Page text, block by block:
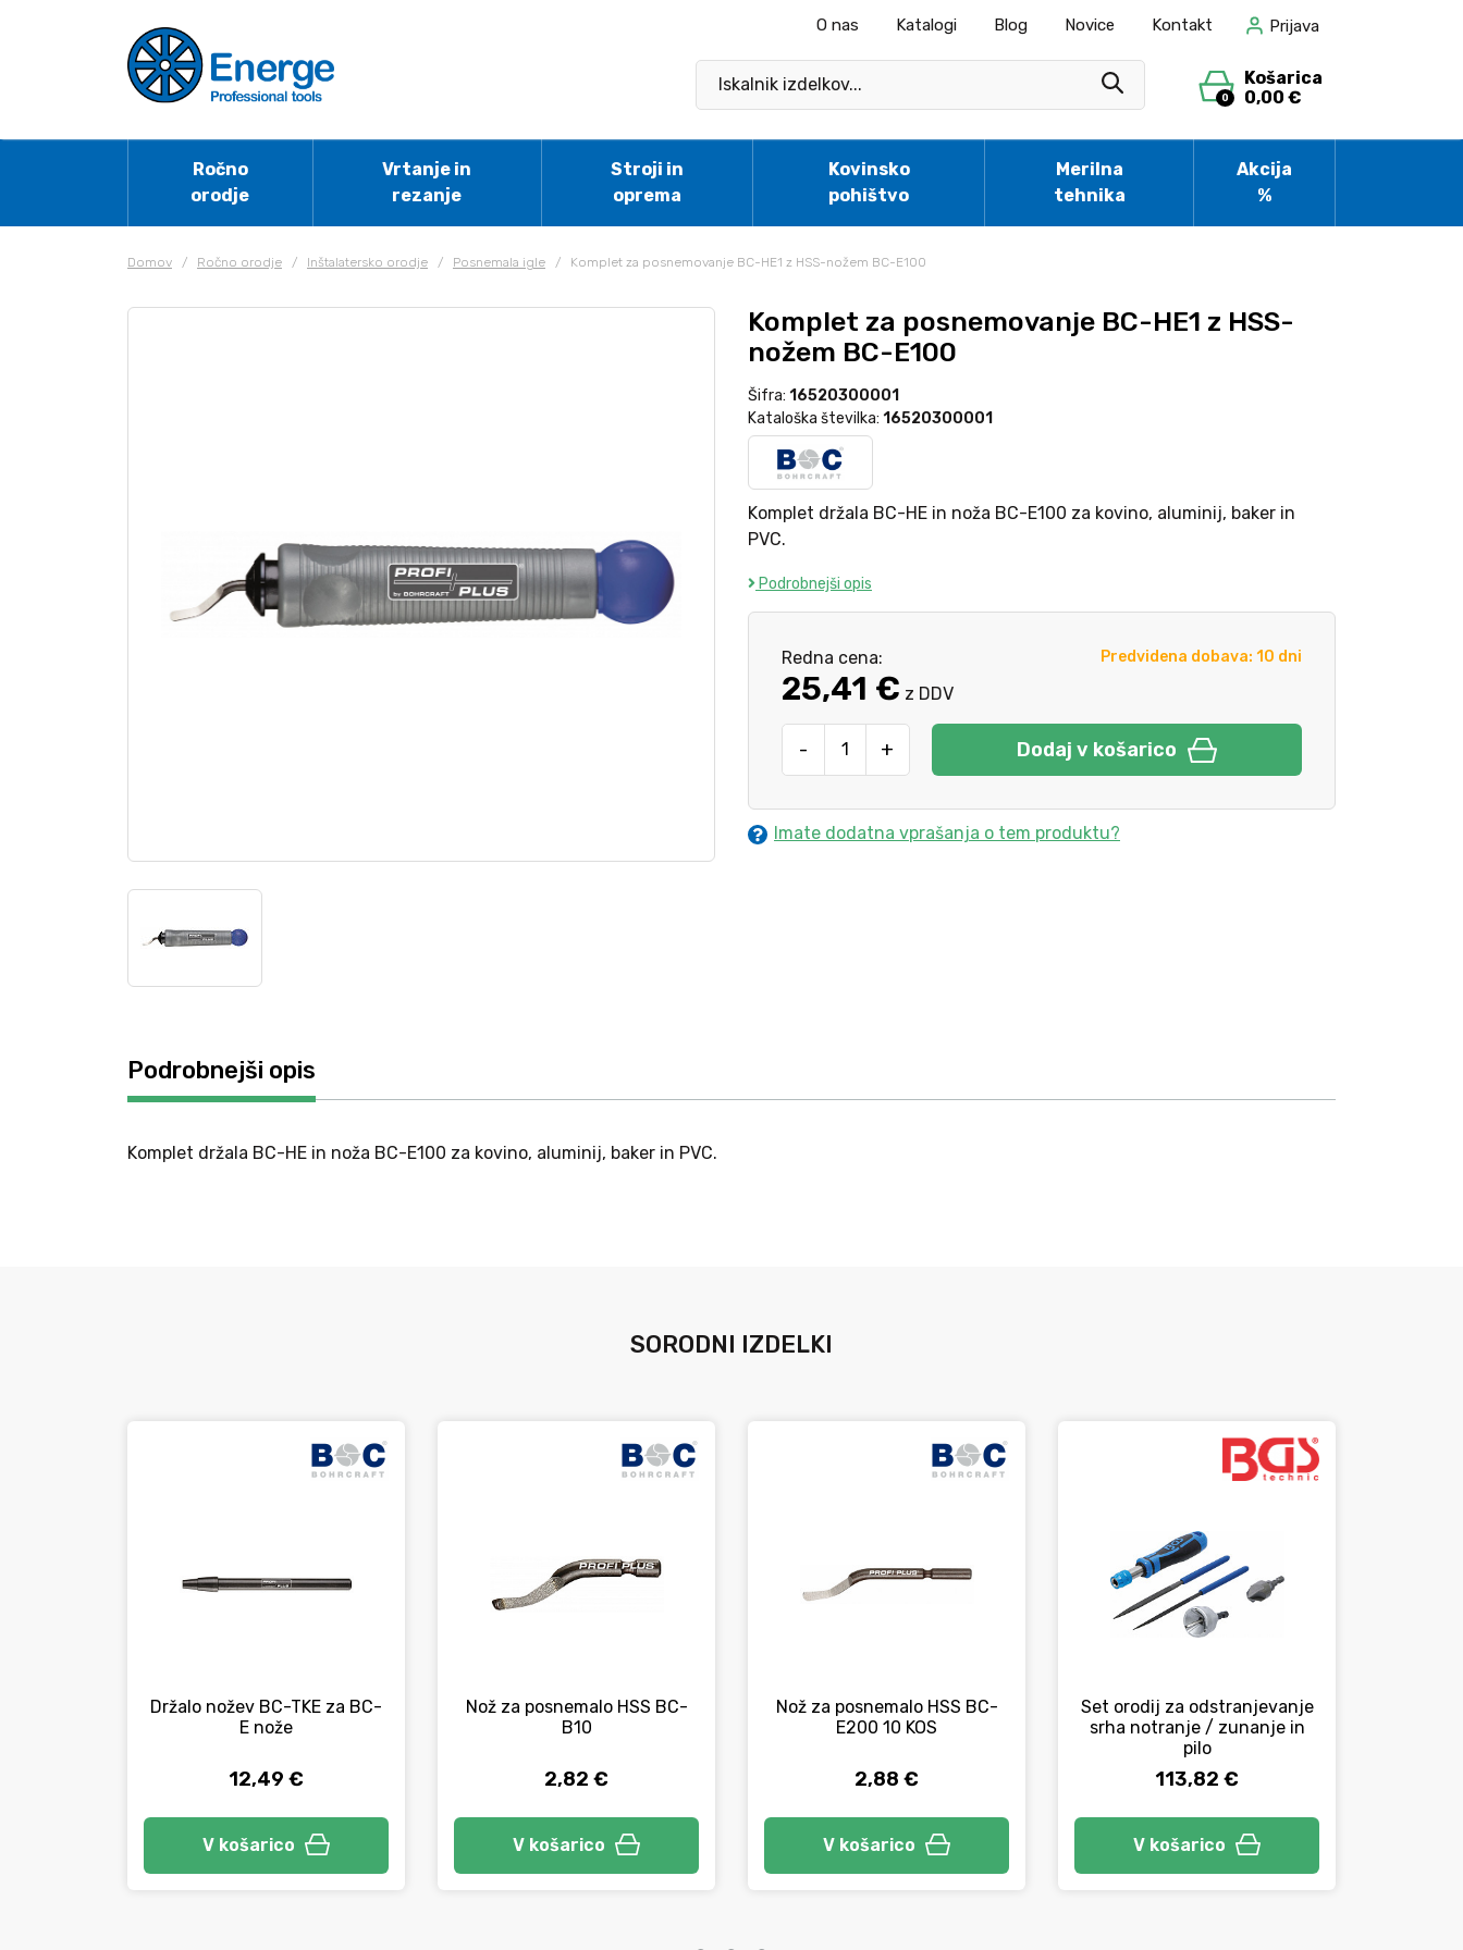
O nas Katalogi Blog Novice Kontakt Prijava
0
Košarica
0,00 €
Ročno
orodje
Vrtanje in
rezanje
Stroji in
oprema
Kovinsko
pohištvo
Merilna
tehnika
Akcija
%
Domov / Ročno orodje / Inštalatersko orodje / Posnemala igle / Komplet za posnemovanje BC-HE1 z HSS-nožem BC-E100
Komplet za posnemovanje BC-HE1 z HSS-
nožem BC-E100
Šifra: 16520300001
Kataloška številka: 16520300001
Komplet držala BC-HE in noža BC-E100 za kovino, aluminij, baker in
PVC.
Podrobnejši opis
Predvidena dobava: 10 dni
Redna cena:
25,41 € z DDV
- + Dodaj v košarico
Imate dodatna vprašanja o tem produktu?
Podrobnejši opis
Komplet držala BC-HE in noža BC-E100 za kovino, aluminij, baker in PVC.
SORODNI IZDELKI
Držalo nožev BC-TKE za BC-
E nože
12,49 €
V košarico
Nož za posnemalo HSS BC-
B10
2,82 €
V košarico
Nož za posnemalo HSS BC-
E200 10 KOS
2,88 €
V košarico
Set orodij za odstranjevanje
srha notranje / zunanje in
pilo
113,82 €
V košarico